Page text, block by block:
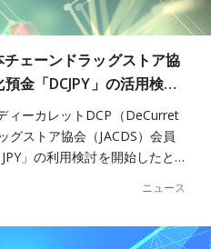
ェーンドラッグストア協
金「DCJPY」の活用検…
ィーカレットDCP（DeCurret
グストア協会（JACDS）会員
」の利用検討を開始したと…
ニュース